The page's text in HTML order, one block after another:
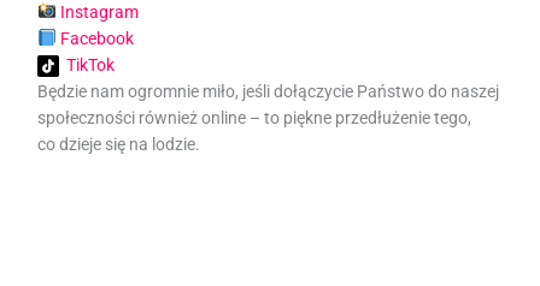
Instagram
Facebook
TikTok
Będzie nam ogromnie miło, jeśli dołączycie Państwo do naszej
społeczności również online – to piękne przedłużenie tego,
co dzieje się na lodzie.